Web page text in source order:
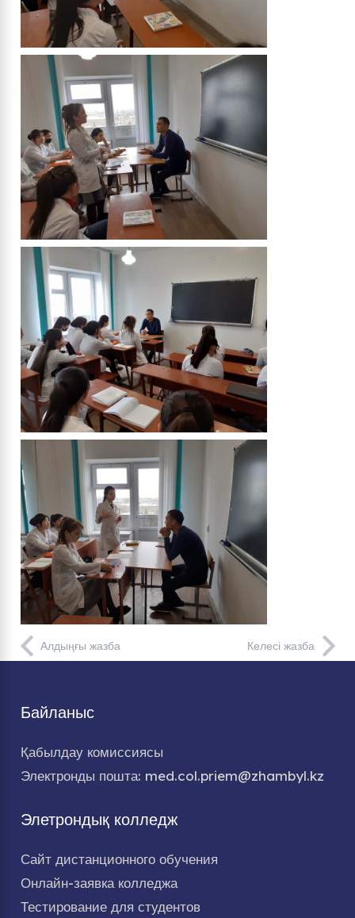
Алдыңғы жазба Келесі жазба
Байланыс
Қабылдау комиссиясы
Электронды пошта: med.col.priem@zhambyl.kz
Элетрондық колледж
Сайт дистанционного обучения
Онлайн-заявка колледжа
Тестирование для студентов